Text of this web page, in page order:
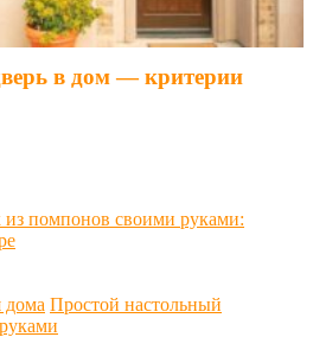
в дом — критерии
из помпонов своими руками:
дома Простой настольный